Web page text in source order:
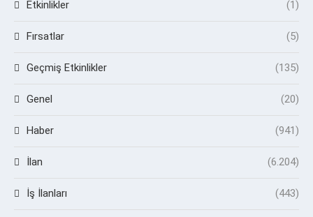
Etkinlikler (1)
Fırsatlar (5)
Geçmiş Etkinlikler (135)
Genel (20)
Haber (941)
İlan (6.204)
İş İlanları (443)